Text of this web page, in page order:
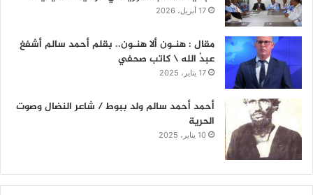
17 أبريل، 2026
مقال : هنـون ألا هنـون.. بقلم أحمد سالم أشفغ
عبدُ الله \ كاتب صحفي
17 يناير، 2025
أحمد أحمد سالم ولد ببوط / شاعر النضال وصوت
الحرية
10 يناير، 2025